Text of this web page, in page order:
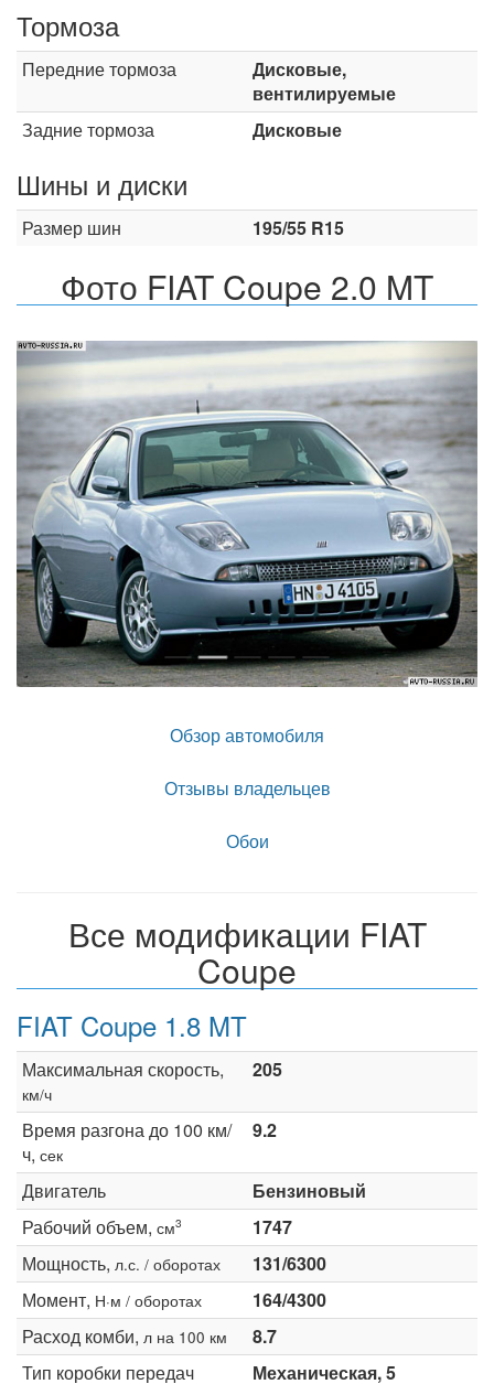
Тормоза
Передние тормоза
Дисковые,
вентилируемые
Задние тормоза
Дисковые
Шины и диски
Размер шин 195/55 R15
Фото FIAT Coupe 2.0 MT
Назад
Обзор автомобиля
Отзывы владельцев
Обои
Все модификации FIAT
Coupe
FIAT Coupe 1.8 MT
Максимальная скорость,
км/ч
205
Время разгона до 100 км/
ч, сек
9.2
Двигатель
Бензиновый
Рабочий объем, см3
1747
Мощность, л.с. / оборотах
131/6300
Момент, Н·м / оборотах
164/4300
Расход комби, л на 100 км
8.7
Тип коробки передач
Механическая, 5